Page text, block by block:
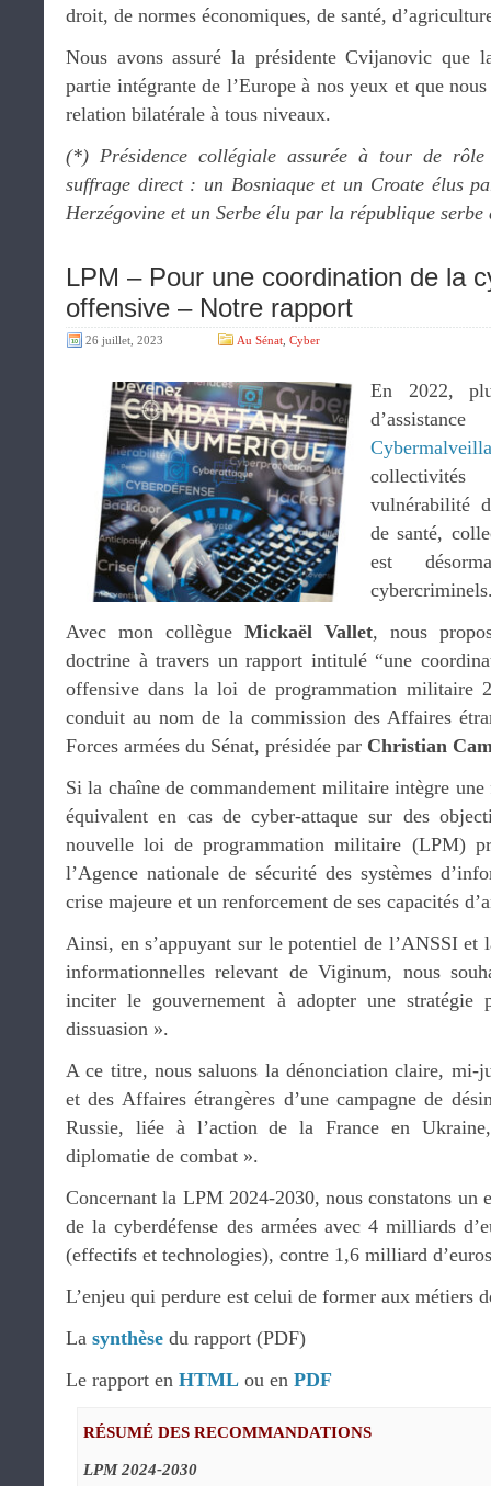
droit, de normes économiques, de santé,
Nous avons assuré la présidente Cvijanovic que
partie intégrante de l’Europe à nos yeux et que
relation bilatérale à tous niveaux.
(*) Présidence collégiale assurée à tour de
suffrage direct : un Bosniaque et un Croate élus
Herzégovine et un Serbe élu par la république serbe
LPM – Pour une coordination de la
offensive – Notre rapport
26 juillet, 2023 Au Sénat Cyber
En 2022,
vulnérabilité
de santé,
est
Avec mon collègue Mickaël Vallet, nous
doctrine à travers un rapport intitulé “une
offensive dans la loi de programmation militaire
conduit au nom de la commission des Affaires
Forces armées du Sénat, présidée par Christian
Si la chaîne de commandement militaire intègre
équivalent en cas de cyber-attaque sur des
nouvelle loi de programmation militaire (LPM)
l’Agence nationale de sécurité des systèmes
crise majeure et un renforcement de ses capacités
Ainsi, en s’appuyant sur le potentiel de l’ANSSI et
informationnelles relevant de Viginum, nous
inciter le gouvernement à adopter une
dissuasion ».
A ce titre, nous saluons la dénonciation claire, mi-
et des Affaires étrangères d’une campagne de
Russie, liée à l’action de la France en
diplomatie de combat ».
Concernant la LPM 2024-2030, nous constatons un
de la cyberdéfense des armées avec 4 milliards
(effectifs et technologies), contre 1,6 milliard
L’enjeu qui perdure est celui de former aux métiers
La synthèse du rapport (PDF)
Le rapport en HTML ou en PDF
RÉSUMÉ DES RECOMMANDATIONS
LPM 2024-2030